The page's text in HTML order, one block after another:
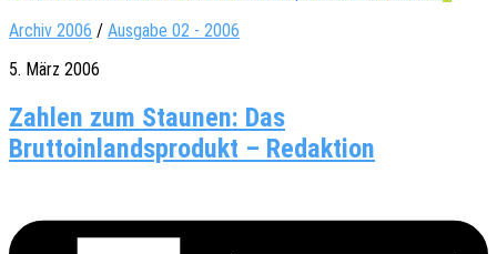
Archiv 2006 / Ausgabe 02 - 2006
5. März 2006
Zahlen zum Staunen: Das
Bruttoinlandsprodukt – Redaktion